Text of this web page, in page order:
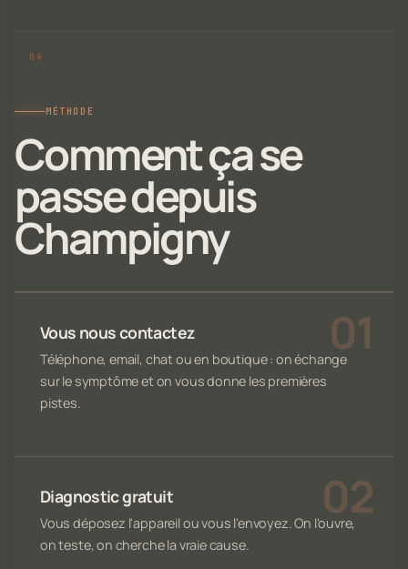
MÉTHODE
Comment ça se
passe depuis
Champigny
Vous nous contactez
Téléphone, email, chat ou en boutique : on échange
sur le symptôme et on vous donne les premières
pistes.
Diagnostic gratuit
Vous déposez l'appareil ou vous l'envoyez. On l'ouvre,
on teste, on cherche la vraie cause.